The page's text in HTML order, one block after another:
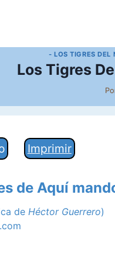
- LOS TIGRES DEL
Los Tigres
Imprimir
de Aquí
de Héctor Guerrero)